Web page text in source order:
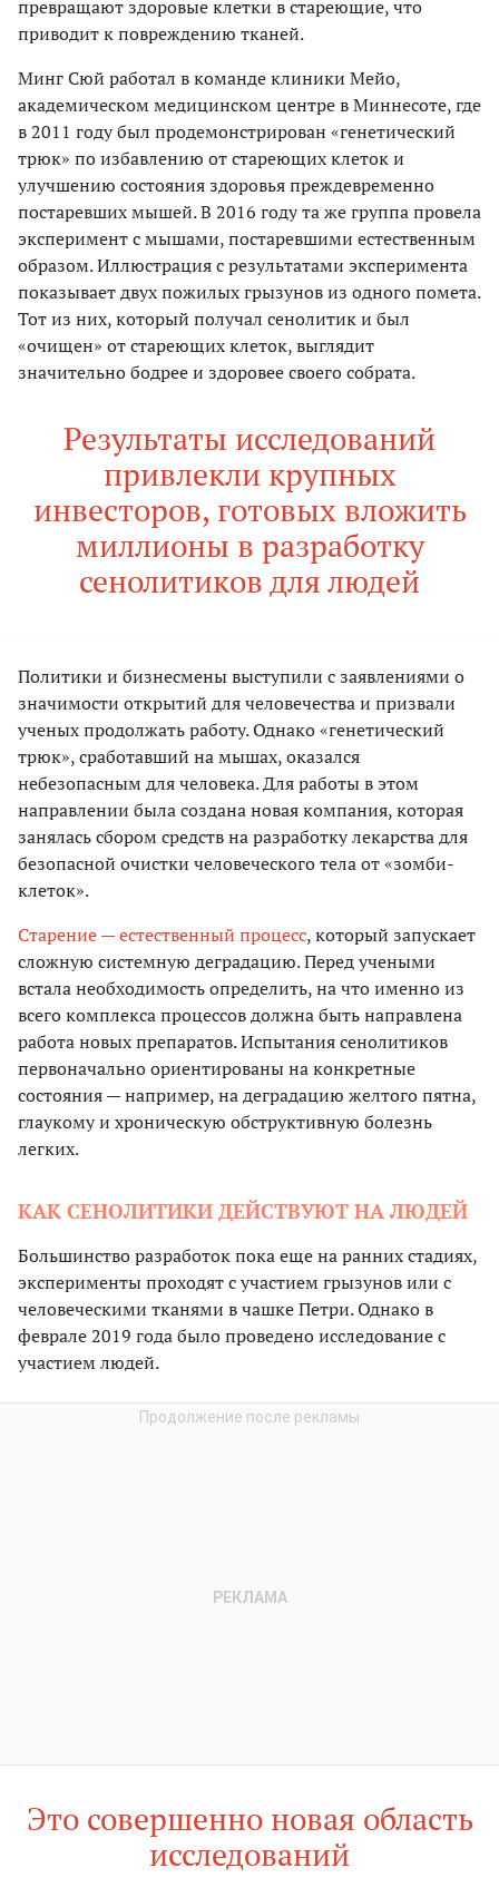
превращают здоровые клетки в стареющие, что
приводит к повреждению тканей.
Минг Сюй работал в команде клиники Мейо,
академическом медицинском центре в Миннесоте, где
в 2011 году был продемонстрирован «генетический
трюк» по избавлению от стареющих клеток и
улучшению состояния здоровья преждевременно
постаревших мышей. В 2016 году та же группа провела
эксперимент с мышами, постаревшими естественным
образом. Иллюстрация с результатами эксперимента
показывает двух пожилых грызунов из одного помета.
Тот из них, который получал сенолитик и был
«очищен» от стареющих клеток, выглядит
значительно бодрее и здоровее своего собрата.
Результаты исследований
привлекли крупных
инвесторов, готовых вложить
миллионы в разработку
сенолитиков для людей
Политики и бизнесмены выступили с заявлениями о
значимости открытий для человечества и призвали
ученых продолжать работу. Однако «генетический
трюк», сработавший на мышах, оказался
небезопасным для человека. Для работы в этом
направлении была создана новая компания, которая
занялась сбором средств на разработку лекарства для
безопасной очистки человеческого тела от «зомби-
клеток».
Старение — естественный процесс, который запускает
сложную системную деградацию. Перед учеными
встала необходимость определить, на что именно из
всего комплекса процессов должна быть направлена
работа новых препаратов. Испытания сенолитиков
первоначально ориентированы на конкретные
состояния — например, на деградацию желтого пятна,
глаукому и хроническую обструктивную болезнь
легких.
КАК СЕНОЛИТИКИ ДЕЙСТВУЮТ НА ЛЮДЕЙ
Большинство разработок пока еще на ранних стадиях,
эксперименты проходят с участием грызунов или с
человеческими тканями в чашке Петри. Однако в
феврале 2019 года было проведено исследование с
участием людей.
Это совершенно новая область
исследований